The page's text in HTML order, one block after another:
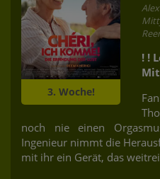
3. Woche!
! !
noch nie einen
Ingenieur nimmt die
mit ihr ein Gerät, das